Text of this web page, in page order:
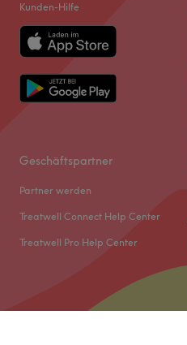
Kunden-Hilfe
Geschäftspartner
Partner werden
Treatwell Connect Help Center
Treatwell Pro Help Center